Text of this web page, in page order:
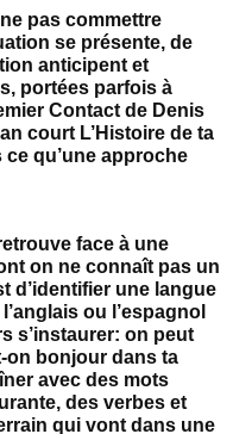
pas commettre
se présente, de
anticipent et
portées parfois à
Contact de Denis
court L’Histoire de ta
ce qu’une approche
face à une
on ne connaît pas un
d’identifier une langue
ou l’espagnol
s’instaurer: on peut
on bonjour dans ta
avec des mots
des verbes et
qui vont dans une